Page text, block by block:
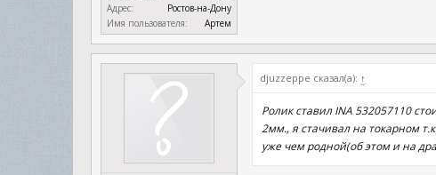
Адрес:
Ростов-на-Дону
Имя пользователя:
Артем
djuzzeppe сказал(а): ↑
Ролик ставил INA 532057110
2мм., я стачивал на токарном
уже чем родной(об этом и на